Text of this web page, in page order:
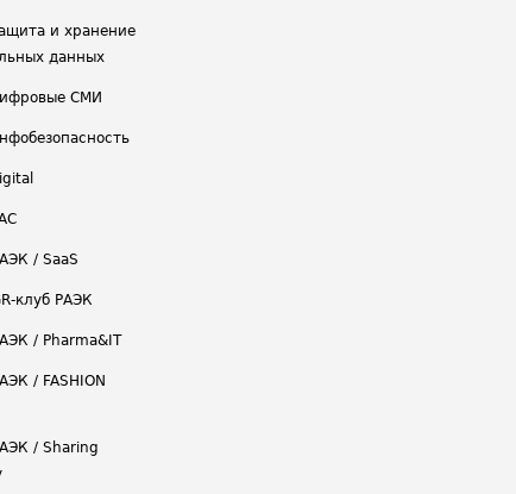
и хранение
данных
СМИ
/ SaaS
клуб РАЭК
/ Pharma&IT
/ FASHION
/ Sharing